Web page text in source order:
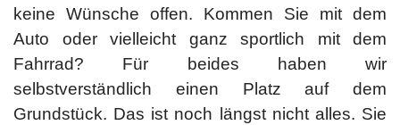
keine Wünsche offen. Kommen Sie mit dem
Auto oder vielleicht ganz sportlich mit dem
Fahrrad? Für beides haben wir
selbstverständlich einen Platz auf dem
Grundstück. Das ist noch längst nicht alles. Sie